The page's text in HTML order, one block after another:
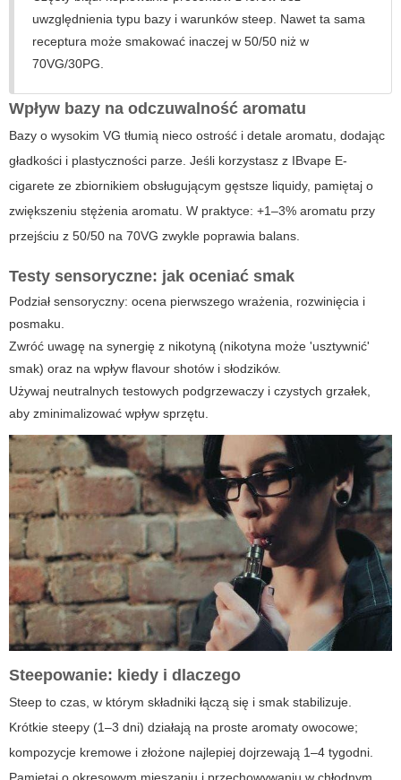
uwzględnienia typu bazy i warunków steep. Nawet ta sama
receptura może smakować inaczej w 50/50 niż w
70VG/30PG.
Wpływ bazy na odczuwalność aromatu
Bazy o wysokim VG tłumią nieco ostrość i detale aromatu, dodając
gładkości i plastyczności parze. Jeśli korzystasz z IBvape E-
cigarete ze zbiornikiem obsługującym gęstsze liquidy, pamiętaj o
zwiększeniu stężenia aromatu. W praktyce: +1–3% aromatu przy
przejściu z 50/50 na 70VG zwykle poprawia balans.
Testy sensoryczne: jak oceniać smak
Podział sensoryczny: ocena pierwszego wrażenia, rozwinięcia i
posmaku.
Zwróć uwagę na synergię z nikotyną (nikotyna może 'usztywnić'
smak) oraz na wpływ flavour shotów i słodzików.
Używaj neutralnych testowych podgrzewaczy i czystych grzałek,
aby zminimalizować wpływ sprzętu.
Steepowanie: kiedy i dlaczego
Steep to czas, w którym składniki łączą się i smak stabilizuje.
Krótkie steepy (1–3 dni) działają na proste aromaty owocowe;
kompozycje kremowe i złożone najlepiej dojrzewają 1–4 tygodni.
Pamiętaj o okresowym mieszaniu i przechowywaniu w chłodnym,